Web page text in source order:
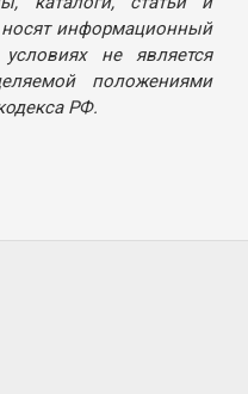
информационный
не является
положениями
РФ.